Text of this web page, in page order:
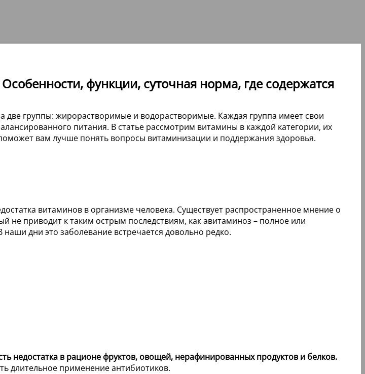
функции, суточная норма, где содержатся
группы: жирорастворимые и водорастворимые. Каждая группа имеет свои
питания. В статье рассмотрим витамины в каждой категории, их
вам лучше понять вопросы витаминизации и поддержания здоровья.
витаминов в организме человека. Существует распространенное мнение о
не приводит к таким острым последствиям, как авитаминоз – полное или
дни это заболевание встречается довольно редко.
недостатка в рационе фруктов, овощей, нерафинированных продуктов и белков.
длительное применение антибиотиков.